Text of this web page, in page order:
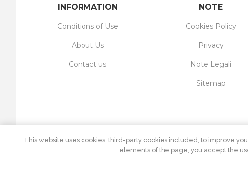
INFORMATION
Conditions of Use
About Us
Contact us
NOTE
Cookies Policy
Privacy
Note Legali
Sitemap
This website uses cookies, third-party cookies included, to improve
elements of the page, you accept the